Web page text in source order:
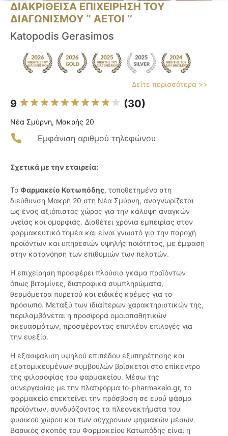
ΔΙΑΚΡΙΘΕΙΣΑ ΕΠΙΧΕΙΡΗΣΗ ΤΟΥ
ΔΙΑΓΩΝΙΣΜΟΥ ‘’ ΑΕΤΟΙ ‘’
Katopodis Gerasimos
Δείτε περισσότερα >>
9 (30)
Νέα Σμύρνη, Μακρής 20
Εμφάνιση αριθμού τηλεφώνου
Σχετικά με την εταιρεία:
Το Φαρμακείο Κατωπόδης, τοποθετημένο στη
διεύθυνση Μακρή 20 στη Νέα Σμύρνη, αναγνωρίζεται
ως ένας αξιόπιστος χώρος για την κάλυψη αναγκών
υγείας και ομορφιάς. Διαθέτει χρόνια εμπειρίας στον
φαρμακευτικό τομέα και είναι γνωστό για την παροχή
προϊόντων και υπηρεσιών υψηλής ποιότητας, με έμφαση
στην κατανόηση των επιθυμιών των πελατών.
Η επιχείρηση προσφέρει πλούσια γκάμα προϊόντων
όπως βιταμίνες, διατροφικά συμπληρώματα,
θερμόμετρα πυρετού και ειδικές κρέμες για το
πρόσωπο. Μεταξύ των ιδιαίτερων χαρακτηριστικών της,
περιλαμβάνεται η προσφορά ομοιοπαθητικών
σκευασμάτων, προσφέροντας επιπλέον επιλογές για
την ευεξία.
Η εξασφάλιση υψηλού επιπέδου εξυπηρέτησης και
εξατομικευμένων συμβουλών βρίσκεται στο επίκεντρο
της φιλοσοφίας του φαρμακείου. Μέσω της
συνεργασίας με την πλατφόρμα to-pharmakeio.gr, το
φαρμακείο επεκτείνει την πρόσβαση σε ευρύ φάσμα
προϊόντων, συνδυάζοντας τα πλεονεκτήματα του
φυσικού χώρου και των σύγχρονων ψηφιακών μέσων.
Βασικός σκοπός του Φαρμακείου Κατωπόδης είναι η